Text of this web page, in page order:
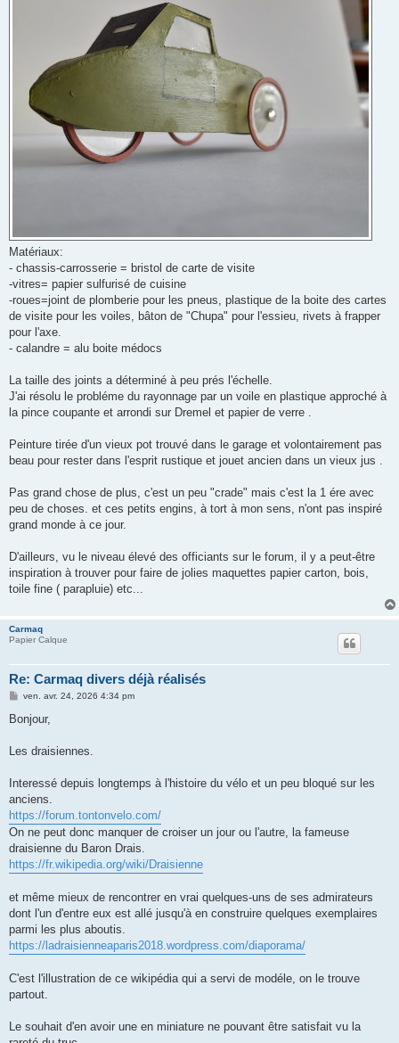
Matériaux:
- chassis-carrosserie = bristol de carte de visite
-vitres= papier sulfurisé de cuisine
-roues=joint de plomberie pour les pneus, plastique de la boite des cartes
de visite pour les voiles, bâton de "Chupa" pour l'essieu, rivets à frapper
pour l'axe.
- calandre = alu boite médocs
La taille des joints a déterminé à peu prés l'échelle.
J'ai résolu le probléme du rayonnage par un voile en plastique approché à
la pince coupante et arrondi sur Dremel et papier de verre .
Peinture tirée d'un vieux pot trouvé dans le garage et volontairement pas
beau pour rester dans l'esprit rustique et jouet ancien dans un vieux jus .
Pas grand chose de plus, c'est un peu "crade" mais c'est la 1 ére avec
peu de choses. et ces petits engins, à tort à mon sens, n'ont pas inspiré
grand monde à ce jour.
D'ailleurs, vu le niveau élevé des officiants sur le forum, il y a peut-être
inspiration à trouver pour faire de jolies maquettes papier carton, bois,
toile fine ( parapluie) etc...
Carmaq
Papier Calque
Re: Carmaq divers déjà réalisés
M
s
g
ven. avr. 24, 2026 4:34 pm
Bonjour,
Les draisiennes.
Interessé depuis longtemps à l'histoire du vélo et un peu bloqué sur les
anciens.
https://forum.tontonvelo.com/
On ne peut donc manquer de croiser un jour ou l'autre, la fameuse
draisienne du Baron Drais.
https://fr.wikipedia.org/wiki/Draisienne
et même mieux de rencontrer en vrai quelques-uns de ses admirateurs
dont l'un d'entre eux est allé jusqu'à en construire quelques exemplaires
parmi les plus aboutis.
https://ladraisienneaparis2018.wordpress.com/diaporama/
C'est l'illustration de ce wikipédia qui a servi de modéle, on le trouve
partout.
Le souhait d'en avoir une en miniature ne pouvant être satisfait vu la